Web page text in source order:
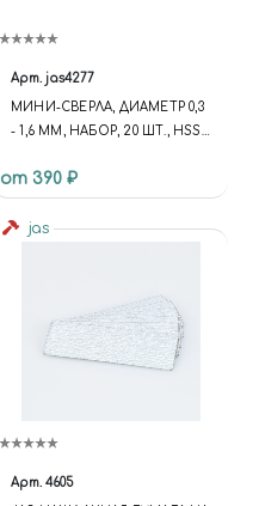
Арт. jas4277
МИНИ-СВЕРЛА, ДИАМЕТР 0,3
- 1,6 ММ, НАБОР, 20 ШТ., HSS
от 390 ₽
jas
Арт. 4605